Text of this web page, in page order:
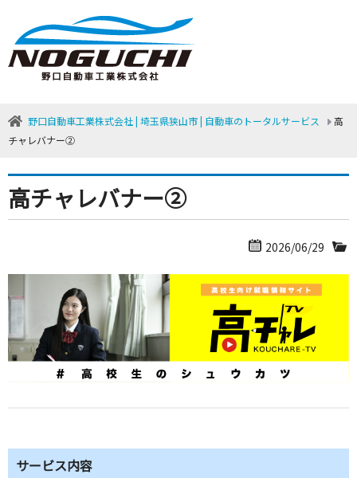
野口自動車工業株式会社 | 埼玉県狭山市 | 自動車のトータルサービス
高
チャレバナー②
高チャレバナー②
2026/06/29
サービス内容